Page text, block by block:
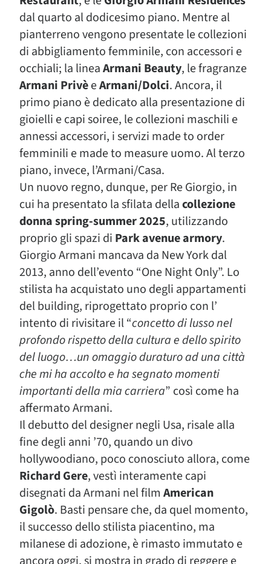
dal quarto al dodicesimo piano. Mentre al
pianterreno vengono presentate le collezioni
di abbigliamento femminile, con accessori e
occhiali; la lineaArmani Beauty, le fragranze
Armani PrivèeArmani/Dolci. Ancora, il
primo piano è dedicato alla presentazione di
gioielli e capi soiree, le collezioni maschili e
annessi accessori, i servizi made to order
femminili e made to measure uomo. Al terzo
piano, invece, l’Armani/Casa.
Un nuovo regno, dunque, per Re Giorgio, in
cui ha presentato la sfilata dellacollezione
donnaspring-summer 2025, utilizzando
proprio gli spazi di Park avenue armory.
Giorgio Armani mancava da New York dal
2013, anno dell’evento “One Night Only”. Lo
stilista ha acquistato uno degli appartamenti
del building, riprogettato proprio con l’
intento di rivisitare il “concetto di lusso nel
profondo rispetto della cultura e dello spirito
del luogo…un omaggio duraturo ad una città
che mi ha accolto e ha segnato momenti
importanti della mia carriera” così come ha
affermato Armani.
Il debutto del designer negli Usa, risale alla
fine degli anni ’70, quando un divo
hollywoodiano, poco conosciuto allora, come
Richard Gere, vestì interamente capi
disegnati da Armani nel film American
Gigolò. Basti pensare che, da quel momento,
il successo dello stilista piacentino, ma
milanese di adozione, è rimasto immutato e